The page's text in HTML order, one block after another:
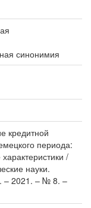
синонимия
кредитной
периода:
/
науки.
– 2021. – № 8. –